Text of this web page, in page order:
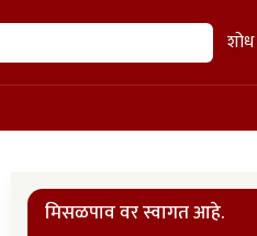
शोध
मिसळपाव वर स्वागत आहे.